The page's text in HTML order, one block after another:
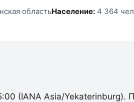
областьНаселение: 4 364
(IANA Asia/Yekaterinburg).